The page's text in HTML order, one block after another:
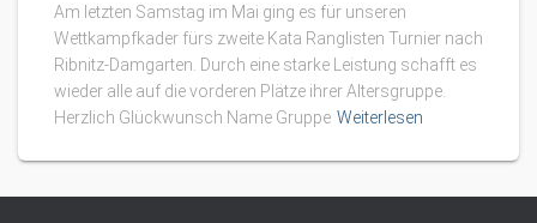
Am letzten Samstag im Mai ging es für unseren
Wettkampfkader fürs zweite Kata Ranglisten Turnier nach
Ribnitz-Damgarten. Durch eine starke Leistung schafft es
wieder alle auf die vorderen Plätze ihrer Altersgruppe.
Herzlich Glückwunsch Name Gruppe Weiterlesen